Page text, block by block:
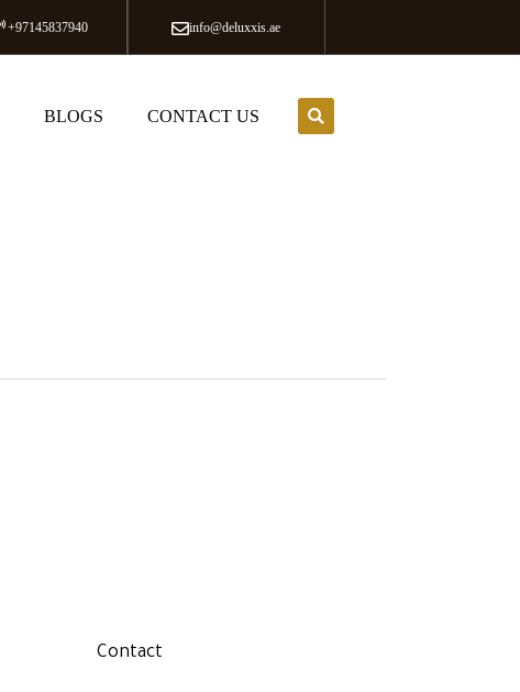
+97145837940 info@deluxxis.ae
BLOGS CONTACT US
Contact